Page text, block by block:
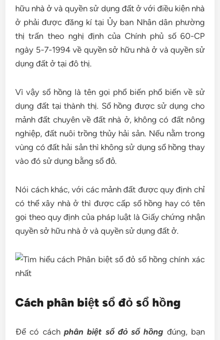
hữu nhà ở và quyền sử dụng đất ở với điều kiện nhà
ở phải được đăng kí tại Ủy ban Nhân dân phường
thị trấn theo nghị định của Chính phủ số 60-CP
ngày 5-7-1994 về quyền sở hữu nhà ở và quyền sử
dụng đất ở tại đô thị.
Vì vậy sổ hồng là tên gọi phổ biến phổ biến về sử
dụng đất tại thành thị. Sổ hồng được sử dụng cho
mảnh đất chuyên về đất nhà ở, không có đất nông
nghiệp, đất nuôi trồng thủy hải sản. Nếu nằm trong
vùng có đất hải sản thì không sử dụng sổ hồng thay
vào đó sử dụng bằng sổ đỏ.
Nói cách khác, với các mảnh đất được quy định chỉ
có thể xây nhà ở thì được cấp sổ hồng hay có tên
gọi theo quy định của pháp luật là Giấy chứng nhận
quyền sở hữu nhà ở và quyền sử dụng đất ở.
Cách phân biệt sổ đỏ sổ hồng
Để có cách phân biệt sổ đỏ sổ hồng đúng, bạn